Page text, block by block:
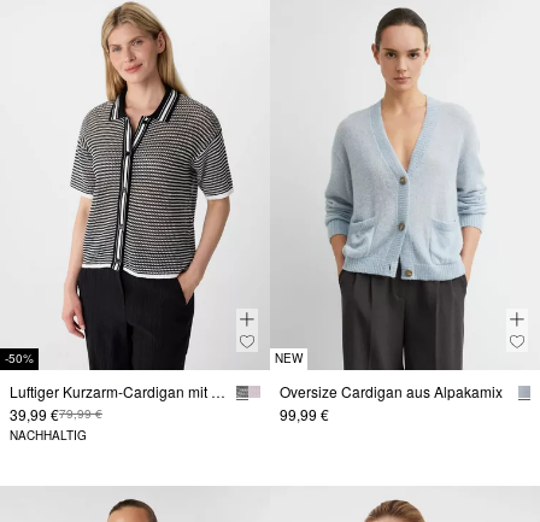
-50%
Luftiger Kurzarm-Cardigan mit Polokragen
39,99 €79,99 €
NACHHALTIG
NEW
Oversize Cardigan aus Alpakamix
99,99 €